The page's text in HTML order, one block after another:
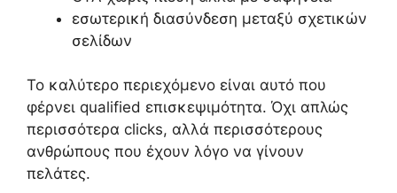
εσωτερική διασύνδεση μεταξύ σχετικών
σελίδων
Το καλύτερο περιεχόμενο είναι αυτό που
φέρνει qualified επισκεψιμότητα. Όχι απλώς
περισσότερα clicks, αλλά περισσότερους
ανθρώπους που έχουν λόγο να γίνουν
πελάτες.